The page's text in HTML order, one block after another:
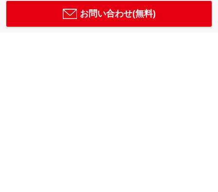
お問い合わせ(無料)